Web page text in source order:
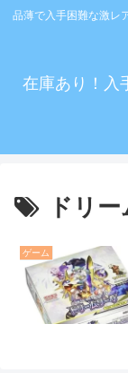
品薄で入手困難な激レ
在庫あり！入
ドリ
ゲーム